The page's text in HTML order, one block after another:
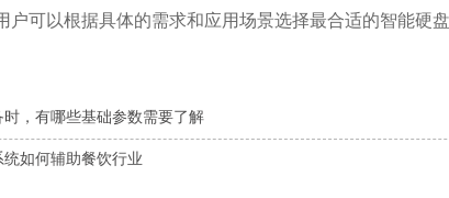
户可以根据具体的需求和应用场景选择最合适的智能硬
，有哪些基础参数需要了解
如何辅助餐饮行业